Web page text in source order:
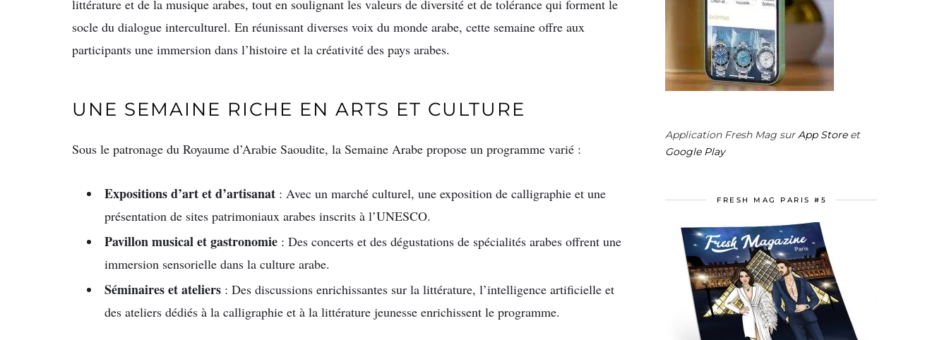
littérature et de la musique arabes, tout en soulignant les valeurs de diversité et de tolérance qui forment le
socle du dialogue interculturel. En réunissant diverses voix du monde arabe, cette semaine offre aux
participants une immersion dans l’histoire et la créativité des pays arabes.
UNE SEMAINE RICHE EN ARTS ET CULTURE
Sous le patronage du Royaume d’Arabie Saoudite, la Semaine Arabe propose un programme varié :
Expositions d’art et d’artisanat : Avec un marché culturel, une exposition de calligraphie et une
présentation de sites patrimoniaux arabes inscrits à l’UNESCO.
Pavillon musical et gastronomie : Des concerts et des dégustations de spécialités arabes offrent une
immersion sensorielle dans la culture arabe.
Séminaires et ateliers : Des discussions enrichissantes sur la littérature, l’intelligence artificielle et
des ateliers dédiés à la calligraphie et à la littérature jeunesse enrichissent le programme.
Application Fresh Mag surApp Storeet
Google Play
FRESH MAG PARIS #5